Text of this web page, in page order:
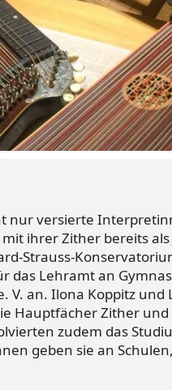
nur versierte
ihrer Zither bereits
Strauss-
das Lehramt an
V. an. Ilona Koppitz
Hauptfächer Zither und
zudem das
geben sie an